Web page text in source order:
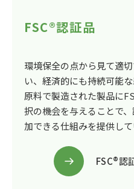
FSC®認証品
環境保全の点から見て適
い、経済的にも持続可能
原料で製造された製品に
択の機会を与えることで
加できる仕組みを提供して
FSC®認